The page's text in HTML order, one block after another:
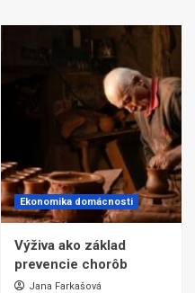
Ekonomika domácnosti
Výživa ako základ
prevencie chorôb
Jana Farkašová